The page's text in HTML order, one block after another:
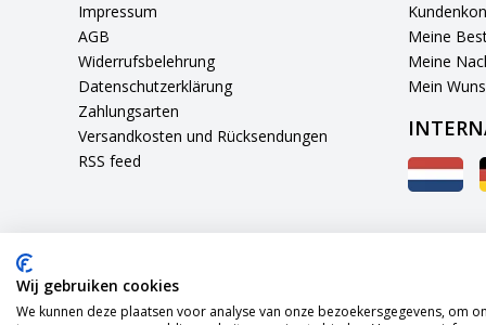
Impressum
AGB
Widerrufsbelehrung
Datenschutzerklärung
Zahlungsarten
Versandkosten und Rücksendungen
RSS feed
Meine
Meine
Mein
Wij gebruiken cookies
We kunnen deze plaatsen voor analyse van onze bezoekersgegevens, om